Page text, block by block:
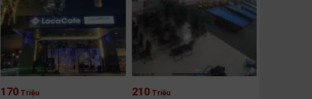
170 Triệu 210Triệu